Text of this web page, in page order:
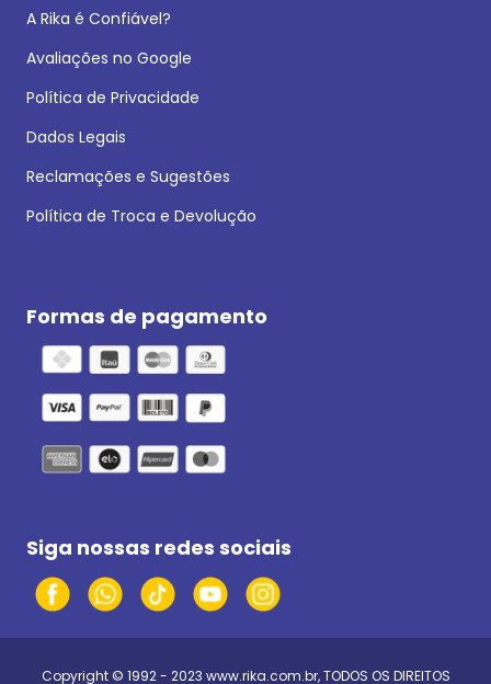
A Rika é Confiável?
Avaliações no Google
Política de Privacidade
Dados Legais
Reclamações e Sugestões
Política de Troca e Devolução
Formas de pagamento
Siga nossas redes sociais
Copyright © 1992 - 2023 www.rika.com.br, TODOS OS DIREITOS